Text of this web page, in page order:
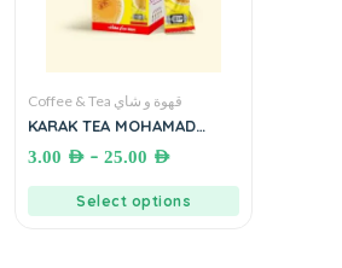
Coffee & Tea قهوة و شاي
KARAK TEA MOHAMAD
شاي كرك السمان بالهيل
والزعفران بدون سكر مضاف
3.00 AED – 25.00 AED
Select options